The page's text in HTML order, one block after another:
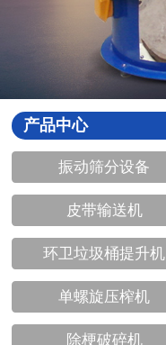
产品中心
振动筛分设备
皮带输送机
环卫垃圾桶提升机
单螺旋压榨机
除梗破碎机